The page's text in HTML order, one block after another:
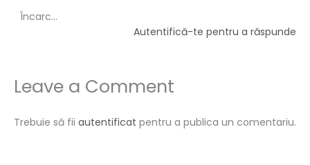
Încarc...
Autentifică-te pentru a răspunde
Leave a Comment
Trebuie să fii autentificat pentru a publica un comentariu.